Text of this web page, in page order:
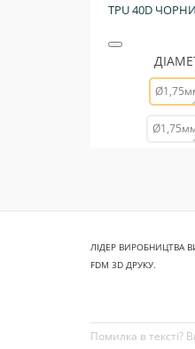
TPU 40D
ЛІДЕР ВИРОБНИЦТВА
FDM 3D ДРУКУ.
Помилка в тексті?